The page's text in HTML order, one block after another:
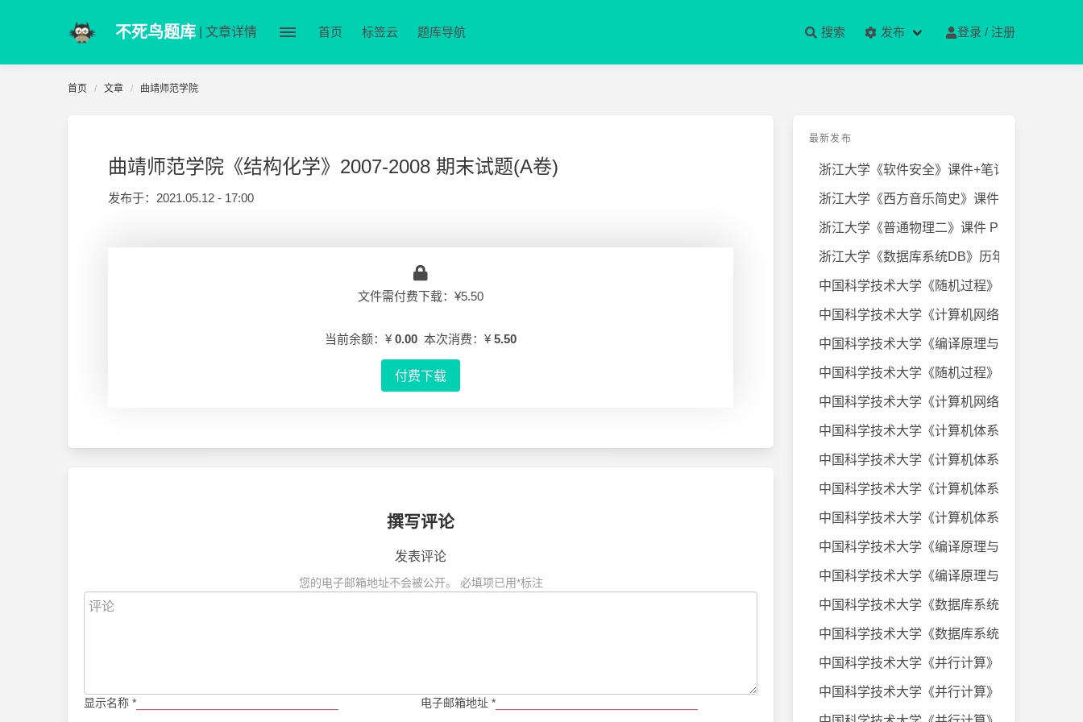
不死鸟题库 | 文章详情 首页 标签云 题库导航 搜索 发布 登录 / 注册
首页 文章 曲靖师范学院
曲靖师范学院《结构化学》2007-2008 期末试题(A卷)
发布于： 2021.05.12 - 17:00
文件需付费下载：¥5.50
当前余额：¥ 0.00 本次消费：¥ 5.50
付费下载
撰写评论
发表评论
您的电子邮箱地址不会被公开。 必填项已用*标注
显示名称 * 电子邮箱地址 *
最新发布
浙江大学《软件安全》课件+笔记
浙江大学《西方音乐简史》课件+笔
浙江大学《普通物理二》课件 PPT
浙江大学《数据库系统DB》历年试卷
中国科学技术大学《随机过程》近几
中国科学技术大学《计算机网络》课
中国科学技术大学《编译原理与技术
中国科学技术大学《随机过程》课件
中国科学技术大学《计算机网络》20
中国科学技术大学《计算机体系结构
中国科学技术大学《计算机体系结构
中国科学技术大学《计算机体系结构
中国科学技术大学《计算机体系结构
中国科学技术大学《编译原理与技术
中国科学技术大学《编译原理与技术
中国科学技术大学《数据库系统及应
中国科学技术大学《数据库系统及应
中国科学技术大学《并行计算》考试
中国科学技术大学《并行计算》考试